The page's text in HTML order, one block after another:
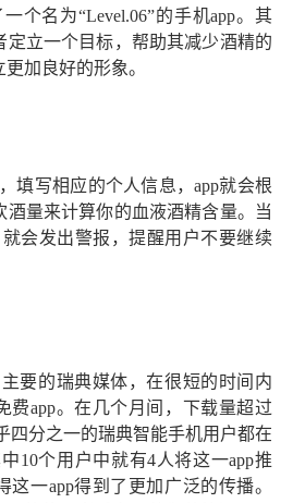
个名为“Level.06”的手机app。其
定立一个目标，帮助其减少酒精的
加良好的形象。
填写相应的个人信息，app就会根
酒量来计算你的血液酒精含量。当
就会发出警报，提醒用户不要继续
要的瑞典媒体，在很短的时间内
费app。在几个月间，下载量超过
四分之一的瑞典智能手机用户都在
10个用户中就有4人将这一app推
这一app得到了更加广泛的传播。